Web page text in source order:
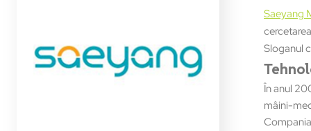
Saeyang
Sloganul
În anul
mâini-